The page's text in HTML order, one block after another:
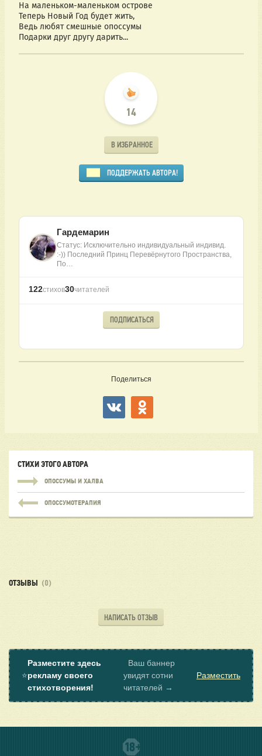
На маленьком-маленьком острове
Теперь Новый Год будет жить,
Ведь любят смешные опоссумы
Подарки друг другу дарить...
14
В ИЗБРАННОЕ
ПОДДЕРЖАТЬ АВТОРА!
Гардемарин
Статус: Исключительно индивидуальный индивид.
:-)) Последний Принц Перевёрнутого Пространства,
По…
122стихов30читателей
ПОДПИСАТЬСЯ
Поделиться
СТИХИ ЭТОГО АВТОРА
ОПОССУМЫ И ХАЛВА
ОПОССУМОТЕРАПИЯ
ОТЗЫВЫ (0)
НАПИСАТЬ ОТЗЫВ
⭐
Разместите здесь
рекламу своего
стихотворения!
Ваш баннер
увидят сотни
читателей →
Разместить